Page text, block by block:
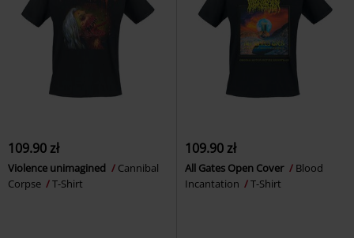
109.90 zł
Violence unimagined
Cannibal
Corpse
T-Shirt
109.90 zł
All Gates Open Cover
Blood
Incantation
T-Shirt